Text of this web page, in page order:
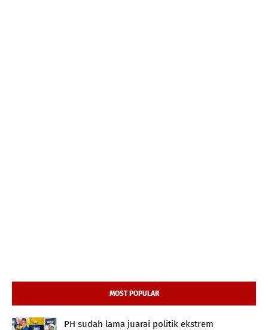
MOST POPULAR
PH sudah lama juarai politik ekstrem